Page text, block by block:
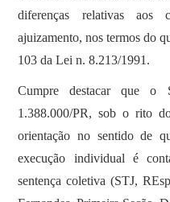
diferenças relativas aos
ajuizamento, nos termos do
103 da Lei n. 8.213/1991.
Cumpre destacar que o
1.388.000/PR, sob o rito
orientação no sentido de
execução individual é
sentença coletiva (STJ,